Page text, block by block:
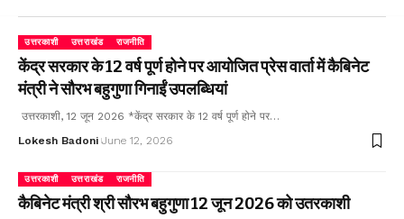
उत्तरकाशी उत्तराखंड राजनीति
केंद्र सरकार के 12 वर्ष पूर्ण होने पर आयोजित प्रेस वार्ता में कैबिनेट
मंत्री ने सौरभ बहुगुणा गिनाईं उपलब्धियां
उत्तरकाशी, 12 जून 2026 *केंद्र सरकार के 12 वर्ष पूर्ण होने पर…
Lokesh Badoni June 12, 2026
उत्तरकाशी उत्तराखंड राजनीति
कैबिनेट मंत्री श्री सौरभ बहुगुणा 12 जून 2026 को उतरकाशी